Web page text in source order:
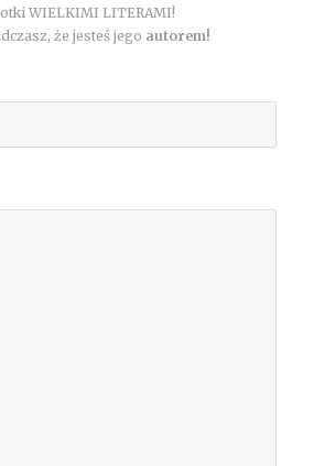
WIELKIMI LITERAMI!
że jesteś jego autorem!